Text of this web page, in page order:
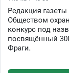
Редакция
Обществом
конкурс под
посвящённый
Фраги.